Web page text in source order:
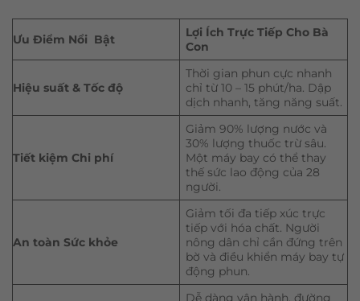
Ưu Điểm Nổi Bật
Lợi Ích Trực Tiếp Cho Bà
Con
Hiệu suất & Tốc độ
Thời gian phun cực nhanh
chỉ từ 10 – 15 phút/ha. Dập
dịch nhanh, tăng năng suất.
Tiết kiệm Chi phí
Giảm 90% lượng nước và
30% lượng thuốc trừ sâu.
Một máy bay có thể thay
thế sức lao động của 28
người.
An toàn Sức khỏe
Giảm tối đa tiếp xúc trực
tiếp với hóa chất. Người
nông dân chỉ cần đứng trên
bờ và điều khiển máy bay tự
động phun.
Dễ dàng vận hành, đường